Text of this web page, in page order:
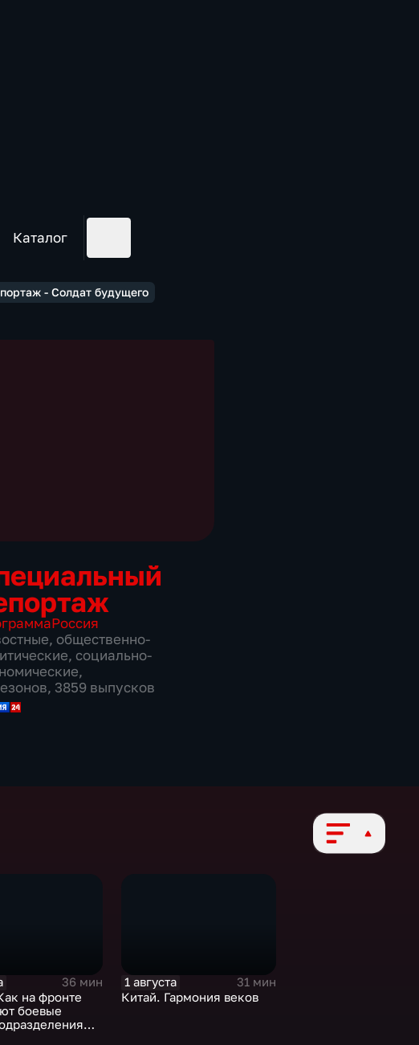
Каталог
- Солдат будущего
Россия
, общественно-
, социально-
,
3859 выпусков
36 мин
на фронте
боевые
1 августа
31 мин
Китай. Гармония веков